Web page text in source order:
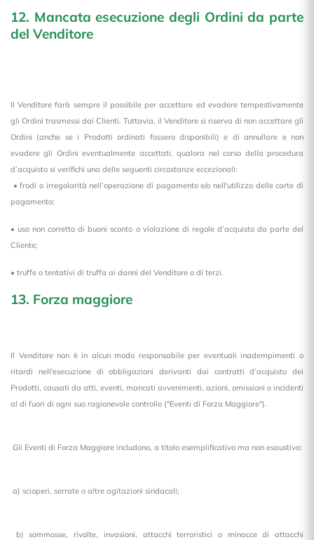
12. Mancata esecuzione degli Ordini da parte
del Venditore
Il Venditore farà sempre il possibile per accettare ed evadere tempestivamente
gli Ordini trasmessi dai Clienti. Tuttavia, il Venditore si riserva di non accettare gli
Ordini (anche se i Prodotti ordinati fossero disponibili) e di annullare e non
evadere gli Ordini eventualmente accettati, qualora nel corso della procedura
d’acquisto si verifichi una delle seguenti circostanze eccezionali:
• frodi o irregolarità nell’operazione di pagamento e/o nell'utilizzo delle carte di
pagamento;
• uso non corretto di buoni sconto o violazione di regole d’acquisto da parte del
Cliente;
• truffe o tentativi di truffa ai danni del Venditore o di terzi.
13. Forza maggiore
Il Venditore non è in alcun modo responsabile per eventuali inadempimenti o
ritardi nell'esecuzione di obbligazioni derivanti dai contratti d’acquisto dei
Prodotti, causati da atti, eventi, mancati avvenimenti, azioni, omissioni o incidenti
al di fuori di ogni suo ragionevole controllo ("Eventi di Forza Maggiore").
Gli Eventi di Forza Maggiore includono, a titolo esemplificativo ma non esaustivo:
a) scioperi, serrate o altre agitazioni sindacali;
b) sommosse, rivolte, invasioni, attacchi terroristici o minacce di attacchi